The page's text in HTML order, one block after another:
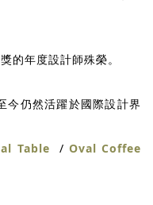
的年度設計師殊榮。
仍然活躍於國際設計界
Table / Oval Coffee